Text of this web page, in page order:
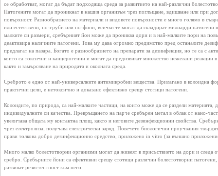
Social
interest
PERSONAL
Login
FB
login
Registration
се обработват, могат да бъдат подходяща среда за развитието на най-различни
Патогените могат да проникнат в нашия организъм чрез поглъщане, вдишване или при
повърхност. Разнообразието на материали и видовете повърхности е много голямо в
или естествени, по-груби или по-фини, всички те могат да складират милиарди патогени
малките си размери, сребърният йон може да прониква дори и в най-малките пори на
деактивира наличните патогени. Това му дава огромно предимство пред останалите
предлагат на пазара. Богато е разнообразието на препарати за дезинфекция, но те са с
които са токсични и канцерогенни и могат да предизвикат множество нежелани реакции
както и замърсяване на природата и околната среда.
Среброто е едно от най-универсалните антимикробни вещества. Прилагано в колоидна
практични цели, е нетоксично и доказано ефективно срещу стотици патогени.
Колоидите, по природа, са най-малките частици, на които може да се раздели материята,
индивидуалните си качества. Превръщането на парче сребърен метал в облак от нано-
увеличава общата му контактна площ, както и неговите дезинфекционни свойства.
чрез електролиза, получава електрически заряд. Повечето биологични проучвания
прави толкова добро дезинфекционно средство, приложено in vitro (за външно
Много малко болестотворни организми могат да живеят в присъствието на дори и следа
сребро. Сребърните йони са ефективни срещу стотици различни болестотворни патогени,
развиват резистентност към него.